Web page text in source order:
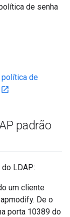
de senha
de
padrão
LDAP:
um cliente
De o
porta 10389 do